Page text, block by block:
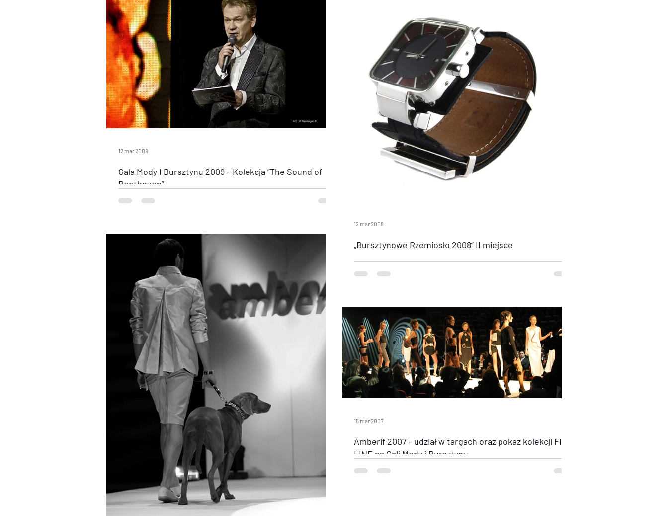
Gala Mody I Bursztynu 2009 – Kolekcja “The Sound of
Beethoven”
Targi Amberif: Gala Mody I Bursztynu 2009 – Kolekcja “The Sound of
12 mar 2009
„Bursztynowe Rzemiosło 2008” II miejsce
Nagroda dla Jacka Ostrowskiego w kategorii „Biżuteria męska w stylu retro”
w konkursie „Bursztynowe Rzemiosło 2008” W ogólnopolskim...
12 mar 2008
Amberif 2007 - udział w targach oraz pokaz kolekcji FINE
LINE na Gali Mody i Bursztynu
Prezentacja tegorocznych kolekcji biżuterii OSTROWSKI-DESIGN odbyła się
15 mar 2007